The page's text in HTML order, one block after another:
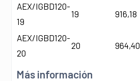
AEX/IGBD120-
19
19 916,18
AEX/IGBD120-
20
20 964,40
Más información